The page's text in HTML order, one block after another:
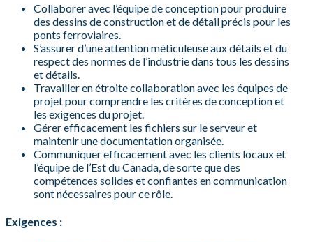
Collaborer avec l’équipe de conception pour produire
des dessins de construction et de détail précis pour les
ponts ferroviaires.
S’assurer d’une attention méticuleuse aux détails et du
respect des normes de l’industrie dans tous les dessins
et détails.
Travailler en étroite collaboration avec les équipes de
projet pour comprendre les critères de conception et
les exigences du projet.
Gérer efficacement les fichiers sur le serveur et
maintenir une documentation organisée.
Communiquer efficacement avec les clients locaux et
l’équipe de l’Est du Canada, de sorte que des
compétences solides et confiantes en communication
sont nécessaires pour ce rôle.
Exigences :